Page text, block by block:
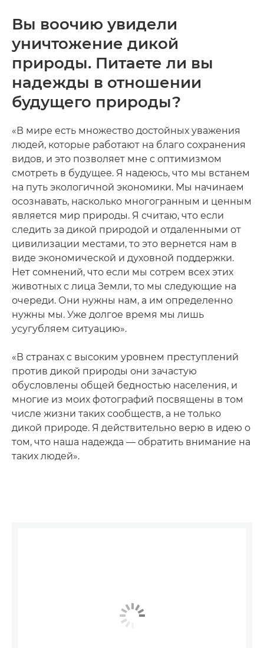
Вы воочию увидели
уничтожение дикой
природы. Питаете ли вы
надежды в отношении
будущего природы?
«В мире есть множество достойных уважения
людей, которые работают на благо сохранения
видов, и это позволяет мне с оптимизмом
смотреть в будущее. Я надеюсь, что мы встанем
на путь экологичной экономики. Мы начинаем
осознавать, насколько многогранным и ценным
является мир природы. Я считаю, что если
следить за дикой природой и отдаленными от
цивилизации местами, то это вернется нам в
виде экономической и духовной поддержки.
Нет сомнений, что если мы сотрем всех этих
животных с лица Земли, то мы следующие на
очереди. Они нужны нам, а им определенно
нужны мы. Уже долгое время мы лишь
усугубляем ситуацию».
«В странах с высоким уровнем преступлений
против дикой природы они зачастую
обусловлены общей бедностью населения, и
многие из моих фотографий посвящены в том
числе жизни таких сообществ, а не только
дикой природе. Я действительно верю в идею о
том, что наша надежда — обратить внимание на
таких людей».